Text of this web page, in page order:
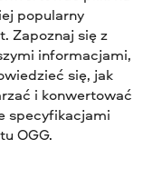
popularny
Zapoznaj się z
informacjami,
się, jak
i konwertować
specyfikacjami
OGG.